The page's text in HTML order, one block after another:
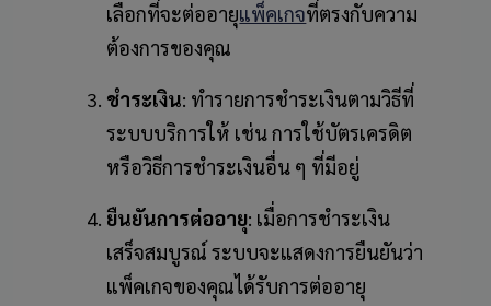
เลือกที่จะต่ออายุแพ็คเกจที่ตรงกับความ
ต้องการของคุณ
ชำระเงิน: ทำรายการชำระเงินตามวิธีที่
ระบบบริการให้ เช่น การใช้บัตรเครดิต
หรือวิธีการชำระเงินอื่น ๆ ที่มีอยู่
ยืนยันการต่ออายุ: เมื่อการชำระเงิน
เสร็จสมบูรณ์ ระบบจะแสดงการยืนยันว่า
แพ็คเกจของคุณได้รับการต่ออายุ